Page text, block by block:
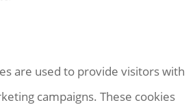
are used to provide visitors with
campaigns. These cookies